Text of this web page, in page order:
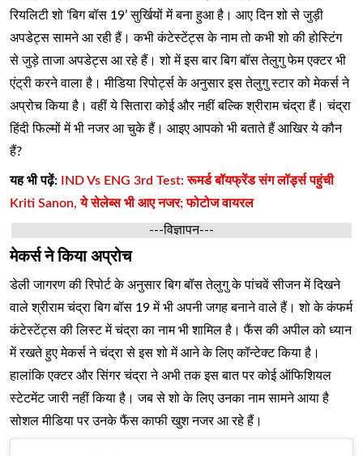
रियलिटी शो ‘बिग बॉस 19’ सुर्खियों में बना हुआ है। आए दिन शो से जुड़ी
अपडेट्स सामने आ रही हैं। कभी कंटेस्टेंट्स के नाम तो कभी शो की होस्टिंग
से जुड़े ताजा अपडेट्स आ रहे हैं। शो में इस बार बिग बॉस तेलुगु फेम एक्टर भी
एंट्री करने वाला है। मीडिया रिपोर्ट्स के अनुसार इस तेलुगु स्टार को मेकर्स ने
अप्रोच किया है। वहीं ये सितारा कोई और नहीं बल्कि श्रीराम चंद्रा हैं। चंद्रा
हिंदी फिल्मों में भी नजर आ चुके हैं। आइए आपको भी बताते हैं आखिर ये कौन
हैं?
यह भी पढ़ें:
IND Vs ENG 3rd Test: रूमर्ड बॉयफ्रेंड संग लॉर्ड्स पहुंची
Kriti Sanon, ये सेलेब्स भी आए नजर; फोटोज वायरल
---विज्ञापन---
मेकर्स ने किया अप्रोच
डेली जागरण की रिपोर्ट के अनुसार बिग बॉस तेलुगु के पांचवें सीजन में दिखने
वाले श्रीराम चंद्रा बिग बॉस 19 में भी अपनी जगह बनाने वाले हैं। शो के कंफर्म
कंटेस्टेंट्स की लिस्ट में चंद्रा का नाम भी शामिल है। फैंस की अपील को ध्यान
में रखते हुए मेकर्स ने चंद्रा से इस शो में आने के लिए कॉन्टेक्ट किया है।
हालांकि एक्टर और सिंगर चंद्रा ने अभी तक इस बात पर कोई ऑफिशियल
स्टेटमेंट जारी नहीं किया है। जब से शो के लिए उनका नाम सामने आया है
सोशल मीडिया पर उनके फैंस काफी खुश नजर आ रहे हैं।